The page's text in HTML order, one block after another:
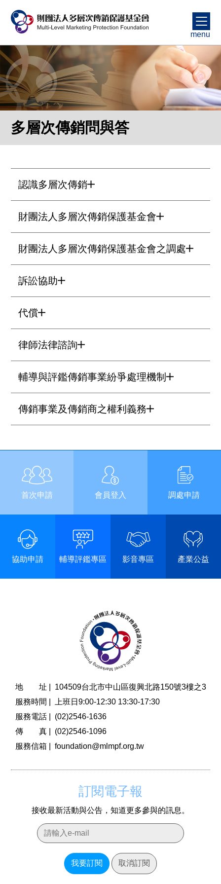
menu
多層次傳銷問與答
認識多層次傳銷
財團法人多層次傳銷保護基金會
財團法人多層次傳銷保護基金會之調處
訴訟協助
代償
律師法律諮詢
輔導與評鑑傳銷事業紛爭處理機制
傳銷事業及傳銷商之權利義務
首次申請 會員登入 調處申請
協助申請 輔導評鑑專區 影音專區 產業公益
地 址 |
104509台北市中山區復興北路150號3樓之3
服務時間 |
上班日9:00-12:30 13:30-17:30
服務電話 |
(02)2546-1636
傳 真 |
(02)2546-1096
服務信箱 |
foundation@mlmpf.org.tw
訂閱電子報
接收最新活動與公告，知道更多參與的訊息。
我要訂閱 取消訂閱